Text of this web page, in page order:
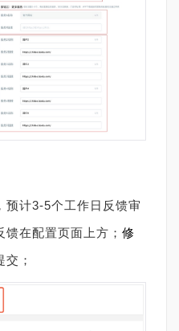
预计3-5个工作日反馈审
在配置页面上方； 修
；